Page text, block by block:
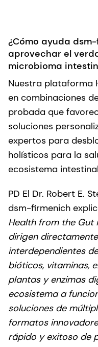
¿Cómo ayuda
aprovechar el
microbioma
Nuestra plataforma
en combinaciones
probada que
soluciones
expertos para
holísticos para la
ecosistema
PD El Dr. Robert E.
dsm-firmenich
Health from the Gut
dirigen
interdependientes
bióticos, vitaminas,
plantas y enzimas
ecosistema a
soluciones de
formatos
rápido y exitoso de